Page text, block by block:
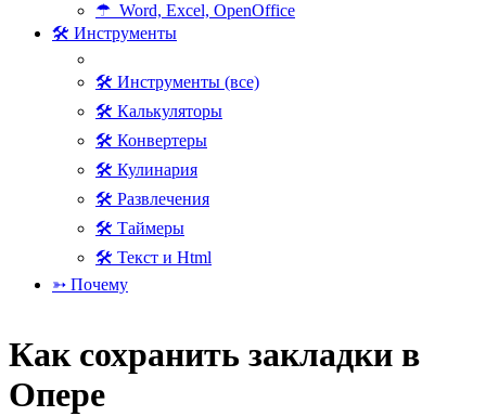
☂ Word, Excel, OpenOffice
🛠 Инструменты
🛠 Инструменты (все)
🛠 Калькуляторы
🛠 Конвертеры
🛠 Кулинария
🛠 Развлечения
🛠 Таймеры
🛠 Текст и Html
➳ Почему
Как сохранить закладки в
Опере